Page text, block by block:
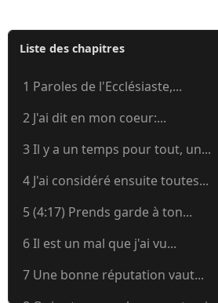
Liste des chapitres
1 Paroles de l'Ecclésiaste,...
2 J'ai dit en mon coeur:...
3 Il y a un temps pour tout, un...
4 J'ai considéré ensuite toutes...
5 (4:17) Prends garde à ton...
6 Il est un mal que j'ai vu...
7 Une bonne réputation vaut...